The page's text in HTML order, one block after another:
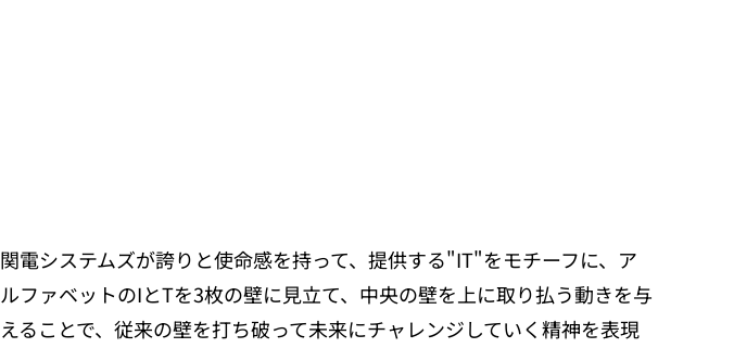
関電システムズが誇りと使命感を持って、提供する"IT"をモチーフに、ア
ルファベットのIとTを3枚の壁に見立て、中央の壁を上に取り払う動きを与
えることで、従来の壁を打ち破って未来にチャレンジしていく精神を表現